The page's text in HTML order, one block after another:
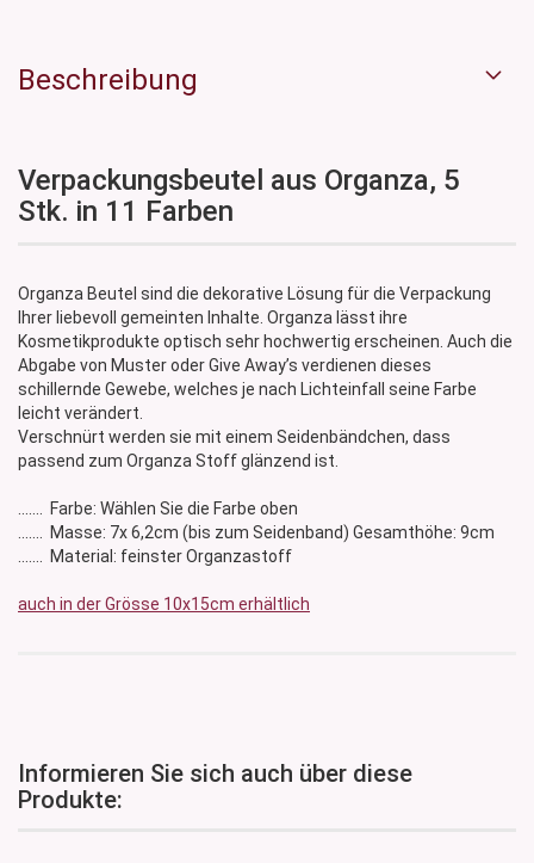
Beschreibung
Verpackungsbeutel aus Organza, 5
Stk. in 11 Farben
Organza Beutel sind die dekorative Lösung für die Verpackung
Ihrer liebevoll gemeinten Inhalte. Organza lässt ihre
Kosmetikprodukte optisch sehr hochwertig erscheinen. Auch die
Abgabe von Muster oder Give Away’s verdienen dieses
schillernde Gewebe, welches je nach Lichteinfall seine Farbe
leicht verändert.
Verschnürt werden sie mit einem Seidenbändchen, dass
passend zum Organza Stoff glänzend ist.
....... Farbe: Wählen Sie die Farbe oben
....... Masse: 7x 6,2cm (bis zum Seidenband) Gesamthöhe: 9cm
....... Material: feinster Organzastoff
auch in der Grösse 10x15cm erhältlich
Informieren Sie sich auch über diese
Produkte: